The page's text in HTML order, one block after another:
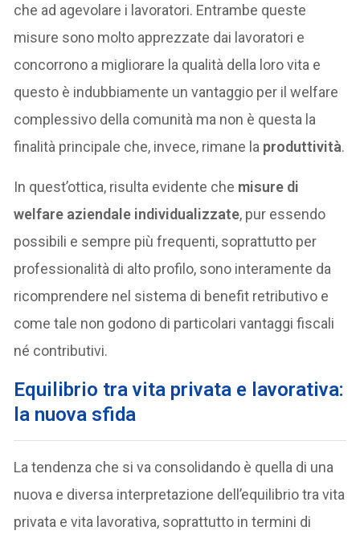
che ad agevolare i lavoratori. Entrambe queste
misure sono molto apprezzate dai lavoratori e
concorrono a migliorare la qualità della loro vita e
questo è indubbiamente un vantaggio per il welfare
complessivo della comunità ma non è questa la
finalità principale che, invece, rimane la produttività.
In quest’ottica, risulta evidente che misure di
welfare aziendale individualizzate, pur essendo
possibili e sempre più frequenti, soprattutto per
professionalità di alto profilo, sono interamente da
ricomprendere nel sistema di benefit retributivo e
come tale non godono di particolari vantaggi fiscali
né contributivi.
Equilibrio tra vita privata e lavorativa:
la nuova sfida
La tendenza che si va consolidando è quella di una
nuova e diversa interpretazione dell’equilibrio tra vita
privata e vita lavorativa, soprattutto in termini di